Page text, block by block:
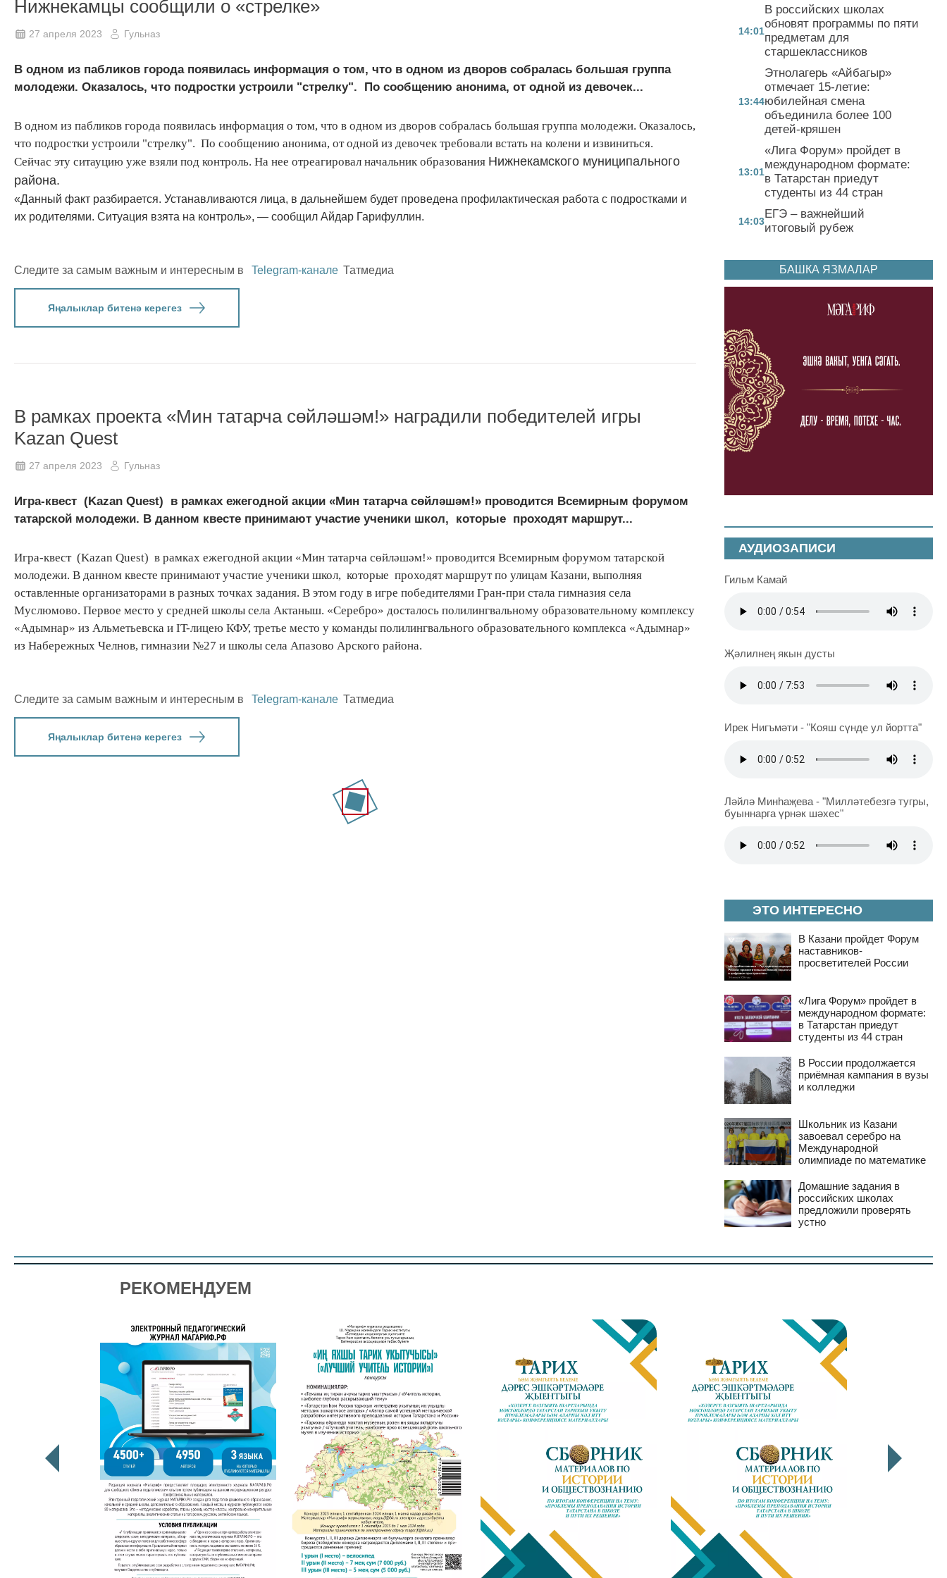
Нижнекамцы сообщили о «стрелке»
27 апреля 2023 Гульназ
В одном из пабликов города появилась информация о том, что в одном из дворов собралась большая группа
молодежи. Оказалось, что подростки устроили "стрелку". По сообщению анонима, от одной из девочек...
В одном из пабликов города появилась информация о том, что в одном из дворов собралась большая группа молодежи. Оказалось,
что подростки устроили "стрелку". По сообщению анонима, от одной из девочек требовали встать на колени и извиниться.
Сейчас эту ситауцию уже взяли под контроль. На нее отреагировал начальник образования Нижнекамского муниципального
района.
«Данный факт разбирается. Устанавливаются лица, в дальнейшем будет проведена профилактическая работа с подростками и
их родителями. Ситуация взята на контроль», — сообщил Айдар Гарифуллин.
Следите за самым важным и интересным в Telegram-канале Татмедиа
Яңалыклар битенә керегез
В рамках проекта «Мин татарча сөйләшәм!» наградили победителей игры
Kazan Quest
27 апреля 2023 Гульназ
Игра-квест (Kazan Quest) в рамках ежегодной акции «Мин татарча сөйләшәм!» проводится Всемирным форумом
татарской молодежи. В данном квесте принимают участие ученики школ, которые проходят маршрут...
Игра-квест (Kazan Quest) в рамках ежегодной акции «Мин татарча сөйләшәм!» проводится Всемирным форумом татарской
молодежи. В данном квесте принимают участие ученики школ, которые проходят маршрут по улицам Казани, выполняя
оставленные организаторами в разных точках задания. В этом году в игре победителями Гран-при стала гимназия села
Муслюмово. Первое место у средней школы села Актаныш. «Серебро» досталось полилингвальному образовательному комплексу
«Адымнар» из Альметьевска и IT-лицею КФУ, третье место у команды полилингвального образовательного комплекса «Адымнар»
из Набережных Челнов, гимназии №27 и школы села Апазово Арского района.
Следите за самым важным и интересным в Telegram-канале Татмедиа
Яңалыклар битенә керегез
14:01
В российских школах
обновят программы по пяти
предметам для
старшеклассников
13:44
Этнолагерь «Айбагыр»
отмечает 15-летие:
юбилейная смена
объединила более 100
детей-кряшен
13:01
«Лига Форум» пройдет в
международном формате:
в Татарстан приедут
студенты из 44 стран
14:03
ЕГЭ – важнейший
итоговый рубеж
БАШКА ЯЗМАЛАР
ЭТО ИНТЕРЕСНО
В Казани пройдет Форум
наставников-
просветителей России
«Лига Форум» пройдет в
международном формате:
в Татарстан приедут
студенты из 44 стран
В России продолжается
приёмная кампания в вузы
и колледжи
Школьник из Казани
завоевал серебро на
Международной
олимпиаде по математике
Домашние задания в
российских школах
предложили проверять
устно
АУДИОЗАПИСИ
Гильм Камай
Җәлилнең якын дусты
Ирек Нигъмәти - "Кояш сүнде ул йортта"
Ләйлә Минһаҗева - "Милләтебезгә тугры,
буыннарга үрнәк шәхес"
РЕКОМЕНДУЕМ